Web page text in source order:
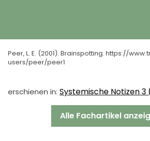
Peer, L. E. (2001). Brainspotting. https://
users/peer/peer1
erschienen in: Systemische Notizen 3
Alle Fachartikel